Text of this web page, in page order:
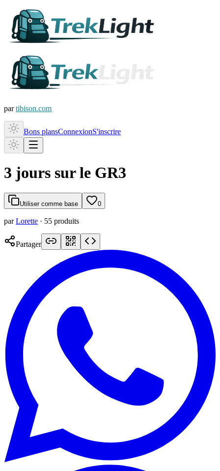
par tibison.com
Bons plansConnexionS'inscrire
3 jours sur le GR3
Utiliser comme base 0
par Lorette · 55 produits
Partager